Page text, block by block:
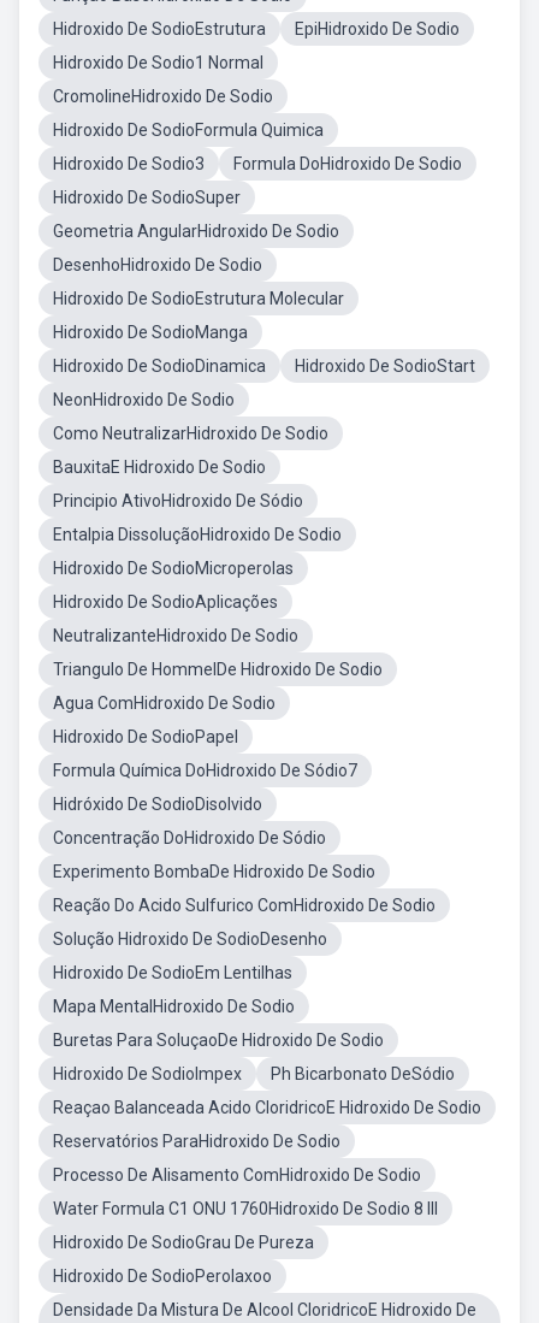
Hidroxido De SodioEstrutura
EpiHidroxido De Sodio
Hidroxido De Sodio1 Normal
CromolineHidroxido De Sodio
Hidroxido De SodioFormula Quimica
Hidroxido De Sodio3
Formula DoHidroxido De Sodio
Hidroxido De SodioSuper
Geometria AngularHidroxido De Sodio
DesenhoHidroxido De Sodio
Hidroxido De SodioEstrutura Molecular
Hidroxido De SodioManga
Hidroxido De SodioDinamica
Hidroxido De SodioStart
NeonHidroxido De Sodio
Como NeutralizarHidroxido De Sodio
BauxitaE Hidroxido De Sodio
Principio AtivoHidroxido De Sódio
Entalpia DissoluçãoHidroxido De Sodio
Hidroxido De SodioMicroperolas
Hidroxido De SodioAplicações
NeutralizanteHidroxido De Sodio
Triangulo De HommelDe Hidroxido De Sodio
Agua ComHidroxido De Sodio
Hidroxido De SodioPapel
Formula Química DoHidroxido De Sódio7
Hidróxido De SodioDisolvido
Concentração DoHidroxido De Sódio
Experimento BombaDe Hidroxido De Sodio
Reação Do Acido Sulfurico ComHidroxido De Sodio
Solução Hidroxido De SodioDesenho
Hidroxido De SodioEm Lentilhas
Mapa MentalHidroxido De Sodio
Buretas Para SoluçaoDe Hidroxido De Sodio
Hidroxido De SodioImpex
Ph Bicarbonato DeSódio
Reaçao Balanceada Acido CloridricoE Hidroxido De Sodio
Reservatórios ParaHidroxido De Sodio
Processo De Alisamento ComHidroxido De Sodio
Water Formula C1 ONU 1760Hidroxido De Sodio 8 III
Hidroxido De SodioGrau De Pureza
Hidroxido De SodioPerolaxoo
Densidade Da Mistura De Alcool CloridricoE Hidroxido De